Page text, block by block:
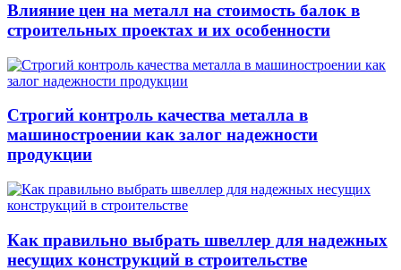
Влияние цен на металл на стоимость балок в
строительных проектах и их особенности
Строгий контроль качества металла в
машиностроении как залог надежности
продукции
Как правильно выбрать швеллер для надежных
несущих конструкций в строительстве